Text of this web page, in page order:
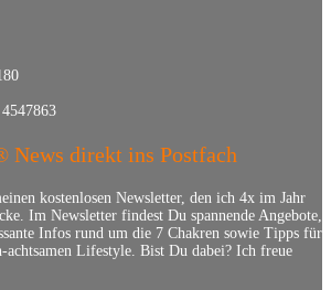
News direkt ins Postfach
kostenlosen Newsletter, den ich 4x im Jahr
Im Newsletter findest Du spannende Angebote,
Infos rund um die 7 Chakren sowie Tipps für
achtsamen Lifestyle. Bist Du dabei? Ich freue